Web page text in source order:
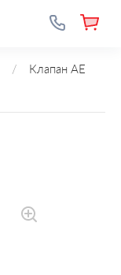
/
Клапан AE